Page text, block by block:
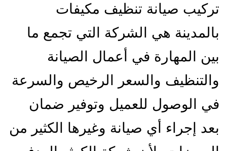
تركيب صيانة تنظيف مكيفات
بالمدينة هي الشركة التي تجمع ما
بين المهارة في أعمال الصيانة
والتنظيف والسعر الرخيص والسرعة
في الوصول للعميل وتوفير ضمان
بعد إجراء أي صيانة وغيرها الكثير من